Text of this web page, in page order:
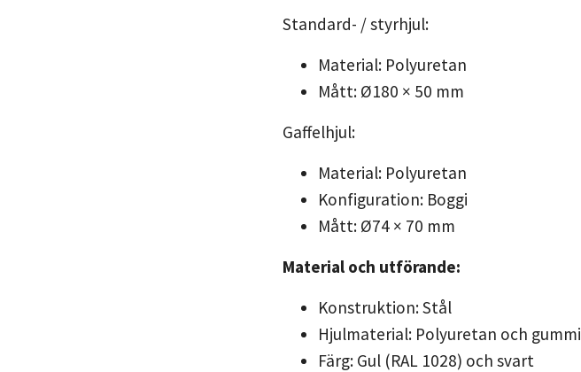
Standard- / styrhjul:
Material: Polyuretan
Mått: Ø180 × 50 mm
Gaffelhjul:
Material: Polyuretan
Konfiguration: Boggi
Mått: Ø74 × 70 mm
Material och utförande:
Konstruktion: Stål
Hjulmaterial: Polyuretan och gummi
Färg: Gul (RAL 1028) och svart